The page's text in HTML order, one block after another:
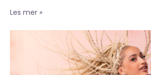
Les mer »